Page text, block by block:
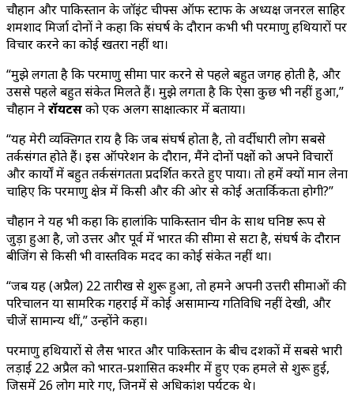
चौहान और पाकिस्तान के जॉइंट चीफ्स ऑफ स्टाफ के अध्यक्ष जनरल साहिर
शमशाद मिर्जा दोनों ने कहा कि संघर्ष के दौरान कभी भी परमाणु हथियारों पर
विचार करने का कोई खतरा नहीं था।
“मुझे लगता है कि परमाणु सीमा पार करने से पहले बहुत जगह होती है, और
उससे पहले बहुत संकेत मिलते हैं। मुझे लगता है कि ऐसा कुछ भी नहीं हुआ,”
चौहान नेरॉयटर्सको एक अलग साक्षात्कार में बताया।
“यह मेरी व्यक्तिगत राय है कि जब संघर्ष होता है, तो वर्दीधारी लोग सबसे
तर्कसंगत होते हैं। इस ऑपरेशन के दौरान, मैंने दोनों पक्षों को अपने विचारों
और कार्यों में बहुत तर्कसंगतता प्रदर्शित करते हुए पाया। तो हमें क्यों मान लेना
चाहिए कि परमाणु क्षेत्र में किसी और की ओर से कोई अतार्किकता होगी?”
चौहान ने यह भी कहा कि हालांकि पाकिस्तान चीन के साथ घनिष्ठ रूप से
जुड़ा हुआ है, जो उत्तर और पूर्व में भारत की सीमा से सटा है, संघर्ष के दौरान
बीजिंग से किसी भी वास्तविक मदद का कोई संकेत नहीं था।
“जब यह (अप्रैल) 22 तारीख से शुरू हुआ, तो हमने अपनी उत्तरी सीमाओं की
परिचालन या सामरिक गहराई में कोई असामान्य गतिविधि नहीं देखी, और
चीजें सामान्य थीं,” उन्होंने कहा।
परमाणु हथियारों से लैस भारत और पाकिस्तान के बीच दशकों में सबसे भारी
लड़ाई 22 अप्रैल को भारत-प्रशासित कश्मीर में हुए एक हमले से शुरू हुई,
जिसमें 26 लोग मारे गए, जिनमें से अधिकांश पर्यटक थे।